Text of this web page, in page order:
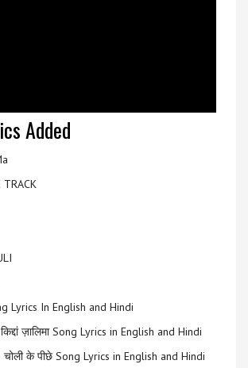
Added
TRACK
Lyrics In English and Hindi
ज़ालिमा Song Lyrics in English and Hindi
के पीछे Song Lyrics in English and Hindi